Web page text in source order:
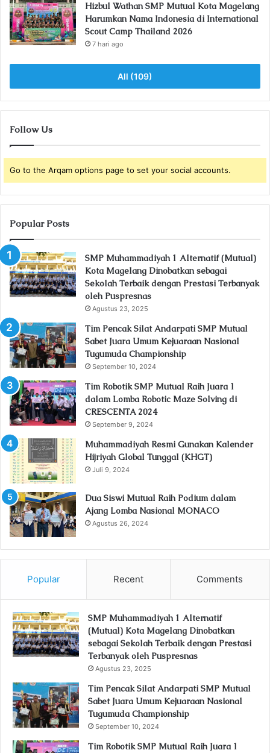
Hizbul Wathan SMP Mutual Kota Magelang
Harumkan Nama Indonesia di International
Scout Camp Thailand 2026
7 hari ago
All (109)
Follow Us
Go to the Arqam options page to set your social accounts.
Popular Posts
SMP Muhammadiyah 1 Alternatif (Mutual)
Kota Magelang Dinobatkan sebagai
Sekolah Terbaik dengan Prestasi Terbanyak
oleh Puspresnas
Agustus 23, 2025
Tim Pencak Silat Andarpati SMP Mutual
Sabet Juara Umum Kejuaraan Nasional
Tugumuda Championship
September 10, 2024
Tim Robotik SMP Mutual Raih Juara 1
dalam Lomba Robotic Maze Solving di
CRESCENTA 2024
September 9, 2024
Muhammadiyah Resmi Gunakan Kalender
Hijriyah Global Tunggal (KHGT)
Juli 9, 2024
Dua Siswi Mutual Raih Podium dalam
Ajang Lomba Nasional MONACO
Agustus 26, 2024
Popular Recent Comments
SMP Muhammadiyah 1 Alternatif
(Mutual) Kota Magelang Dinobatkan
sebagai Sekolah Terbaik dengan Prestasi
Terbanyak oleh Puspresnas
Agustus 23, 2025
Tim Pencak Silat Andarpati SMP Mutual
Sabet Juara Umum Kejuaraan Nasional
Tugumuda Championship
September 10, 2024
Tim Robotik SMP Mutual Raih Juara 1